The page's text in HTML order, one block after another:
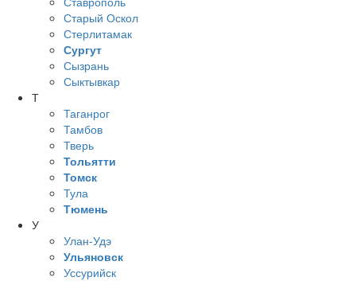
Старый Оскол
Стерлитамак
Сургут
Сызрань
Сыктывкар
Т
Таганрог
Тамбов
Тверь
Тольятти
Томск
Тула
Тюмень
У
Улан-Удэ
Ульяновск
Уссурийск